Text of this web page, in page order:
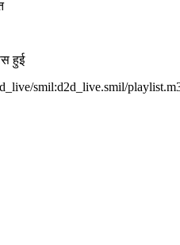
हुई
smil:d2d_live.smil/